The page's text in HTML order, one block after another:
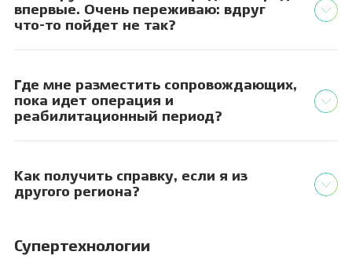
впервые. Очень переживаю: вдруг
что-то пойдет не так?
Где мне разместить сопровождающих,
пока идет операция и
реабилитационный период?
Как получить справку, если я из
другого региона?
Супертехнологии